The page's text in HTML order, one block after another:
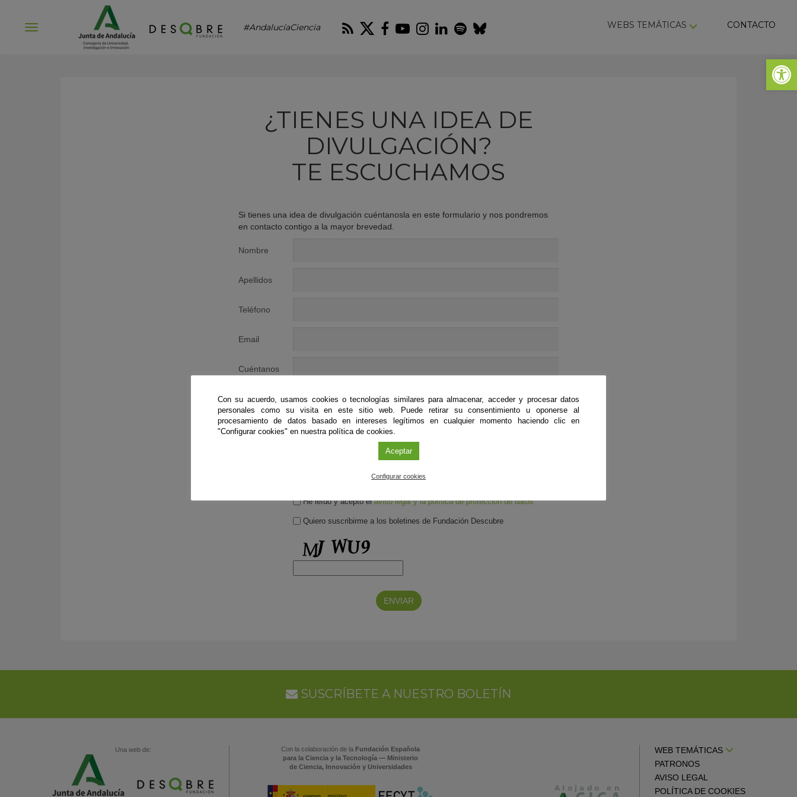
Abrir
#AndalucíaCiencia RSS Twitter
Facebook
Youtube
Instagram
LinkedIn
Spotify
Bluesky WEBS TEMÁTICAS CONTACTO
¿TIENES UNA IDEA DE
DIVULGACIÓN?
TE ESCUCHAMOS
Si tienes una idea de divulgación cuéntanosla en este formulario y nos pondremos
en contacto contigo a la mayor brevedad.
Nombre
Apellidos
Teléfono
Email
Cuéntanos
He leído y acepto elaviso legal y la política de protección de datos
Quiero suscribirme a los boletines de Fundación Descubre
SUSCRÍBETE A NUESTRO BOLETÍN
Una web de: Con la colaboración de la Fundación Española
para la Ciencia y la Tecnología — Ministerio
de Ciencia, Innovación y Universidades
WEB TEMÁTICAS
PATRONOS
AVISO LEGAL
POLÍTICA DE COOKIES
Con su acuerdo, usamos cookies o tecnologías similares para almacenar, acceder y procesar datos
personales como su visita en este sitio web. Puede retirar su consentimiento u oponerse al
procesamiento de datos basado en intereses legítimos en cualquier momento haciendo clic en
"Configurar cookies" en nuestra política de cookies.
Aceptar
Configurar cookies